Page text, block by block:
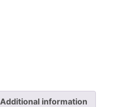
Additional information